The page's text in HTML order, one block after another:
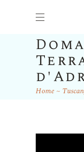
Home